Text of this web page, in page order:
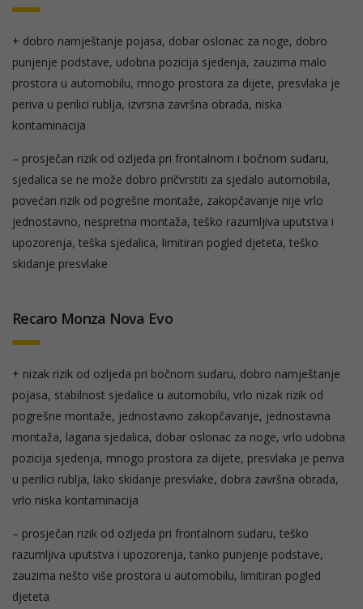
+ dobro namještanje pojasa, dobar oslonac za noge, dobro
punjenje podstave, udobna pozicija sjedenja, zauzima malo
prostora u automobilu, mnogo prostora za dijete, presvlaka je
periva u perilici rublja, izvrsna završna obrada, niska
kontaminacija
– prosječan rizik od ozljeda pri frontalnom i bočnom sudaru,
sjedalica se ne može dobro pričvrstiti za sjedalo automobila,
povećan rizik od pogrešne montaže, zakopčavanje nije vrlo
jednostavno, nespretna montaža, teško razumljiva uputstva i
upozorenja, teška sjedalica, limitiran pogled djeteta, teško
skidanje presvlake
Recaro Monza Nova Evo
+ nizak rizik od ozljeda pri bočnom sudaru, dobro namještanje
pojasa, stabilnost sjedalice u automobilu, vrlo nizak rizik od
pogrešne montaže, jednostavno zakopčavanje, jednostavna
montaža, lagana sjedalica, dobar oslonac za noge, vrlo udobna
pozicija sjedenja, mnogo prostora za dijete, presvlaka je periva
u perilici rublja, lako skidanje presvlake, dobra završna obrada,
vrlo niska kontaminacija
– prosječan rizik od ozljeda pri frontalnom sudaru, teško
razumljiva uputstva i upozorenja, tanko punjenje podstave,
zauzima nešto više prostora u automobilu, limitiran pogled
djeteta